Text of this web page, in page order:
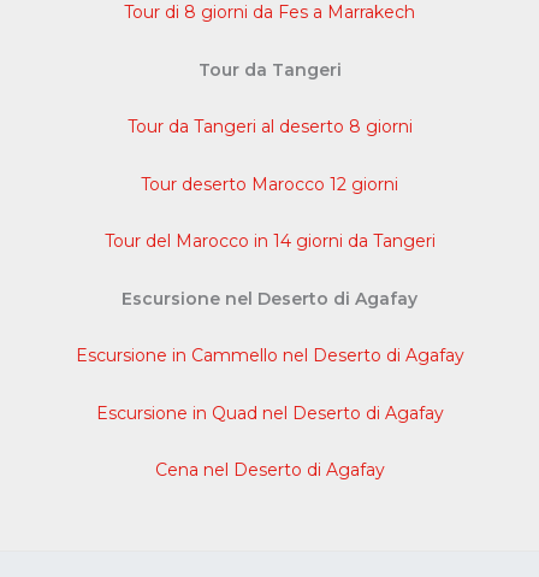
Tour di 8 giorni da Fes a Marrakech
Tour da Tangeri
Tour da Tangeri al deserto 8 giorni
Tour deserto Marocco 12 giorni
Tour del Marocco in 14 giorni da Tangeri
Escursione nel Deserto di Agafay
Escursione in Cammello nel Deserto di Agafay
Escursione in Quad nel Deserto di Agafay
Cena nel Deserto di Agafay